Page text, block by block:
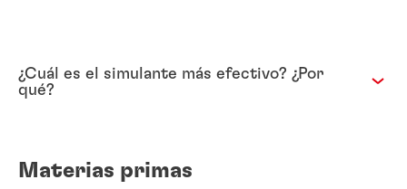
¿Cuál es el simulante más efectivo? ¿Por
qué?
Materias primas